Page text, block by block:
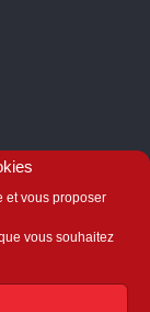
et vous proposer
vous souhaitez